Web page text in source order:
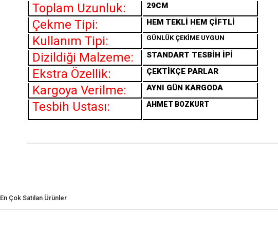
Toplam Uzunluk: 29CM
Çekme Tipi: HEM TEKLİ HEM ÇİFTLİ
Kullanım Tipi: GÜNLÜK ÇEKİME UYGUN
Dizildiği Malzeme: STANDART TESBİH İPİ
Ekstra Özellik: ÇEKTİKÇE PARLAR
Kargoya Verilme: AYNI GÜN KARGODA
Tesbih Ustası: AHMET BOZKURT
En Çok Satılan Ürünler